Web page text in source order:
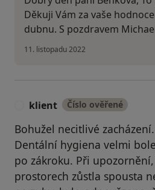
Děkuji Vám za vaše
dubnu. S pozdravem
11. listopadu 2022
klient Číslo ověřené
Bohužel necitlivé
Dentální hygiena velmi
po zákroku. Při
prostorech zůstla spousta